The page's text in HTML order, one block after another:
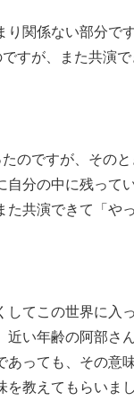
り関係ない部分で
すが、また共演
のですが、その
自分の中に残って
た共演できて「や
してこの世界に入
い年齢の阿部さ
っても、その意
教えてもらいまし